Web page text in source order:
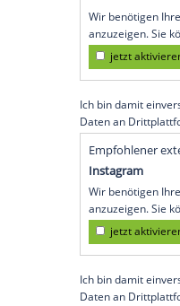
Seine
geht...",
Zangel-
nach
Weiter
"Vielen
toller
Deine
Wärme,